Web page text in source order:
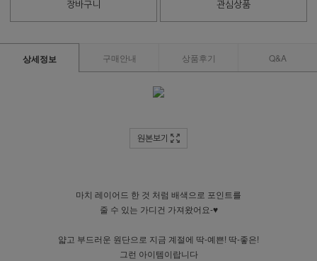
장바구니 관심상품
상세정보 구매안내 상품후기 Q&A
원본보기
마치 레이어드 한 것 처럼 배색으로 포인트를
줄 수 있는 가디건 가져왔어요-♥
얇고 부드러운 원단으로 지금 계절에 딱-예쁜! 딱-좋은!
그런 아이템이랍니다